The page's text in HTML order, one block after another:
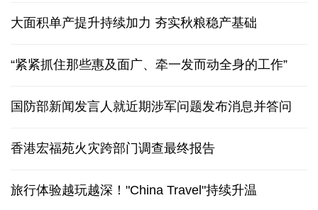
大面积单产提升持续加力 夯实秋粮稳产基础
“紧紧抓住那些惠及面广、牵一发而动全身的工作”
国防部新闻发言人就近期涉军问题发布消息并答问
香港宏福苑火灾跨部门调查最终报告
旅行体验越玩越深！"China Travel"持续升温